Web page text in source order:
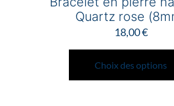
Quartz rose
18,00€
Choix des options